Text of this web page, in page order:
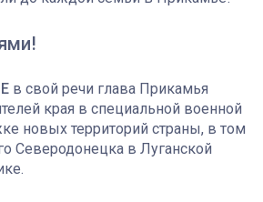
в свой речи глава Прикамья
края в специальной военной
новых территорий страны, в том
Северодонецка в Луганской